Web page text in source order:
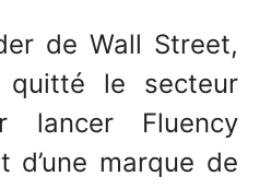
de Wall Street,
le secteur
lancer Fluency
d’une marque de